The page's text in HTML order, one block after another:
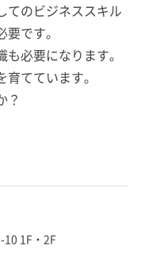
てのビジネススキル
です。
必要になります。
てています。
？
10 1F・2F